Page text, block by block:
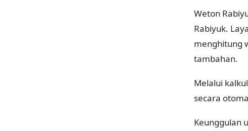
Weton
Rabiyuk.
menghitung
tambahan.
Melalui
secara
Keunggulan